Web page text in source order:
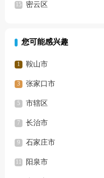
密云区
您可能感兴趣
鞍山市
张家口市
市辖区
长治市
石家庄市
阳泉市